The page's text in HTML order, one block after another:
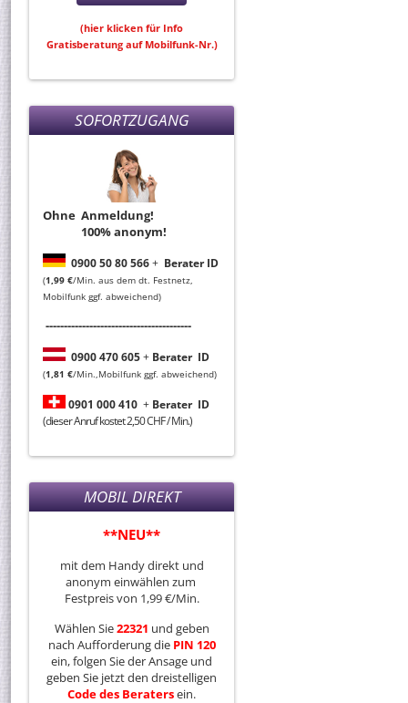
(hier klicken für Info
Gratisberatung auf Mobilfunk-Nr.)
SOFORTZUGANG
Ohne Anmeldung!
100% anonym!
0900 50 80 566+ Berater ID
(1,99 €/Min. aus dem dt. Festnetz,
Mobilfunk ggf. abweichend)
----------------------------------------
0900 470 605+ Berater ID
(1,81 €/Min.,Mobilfunk ggf. abweichend)
0901 000 410 + Berater ID
(dieser Anruf kostet 2,50 CHF / Min.)
MOBIL DIREKT
**NEU**
mit dem Handy direkt und
anonym einwählen zum
Festpreis von 1,99 €/Min.
Wählen Sie22321 und geben
nach Aufforderung die PIN 120
ein, folgen Sie der Ansage und
geben Sie jetzt den dreistelligen
Codedes Beratersein.